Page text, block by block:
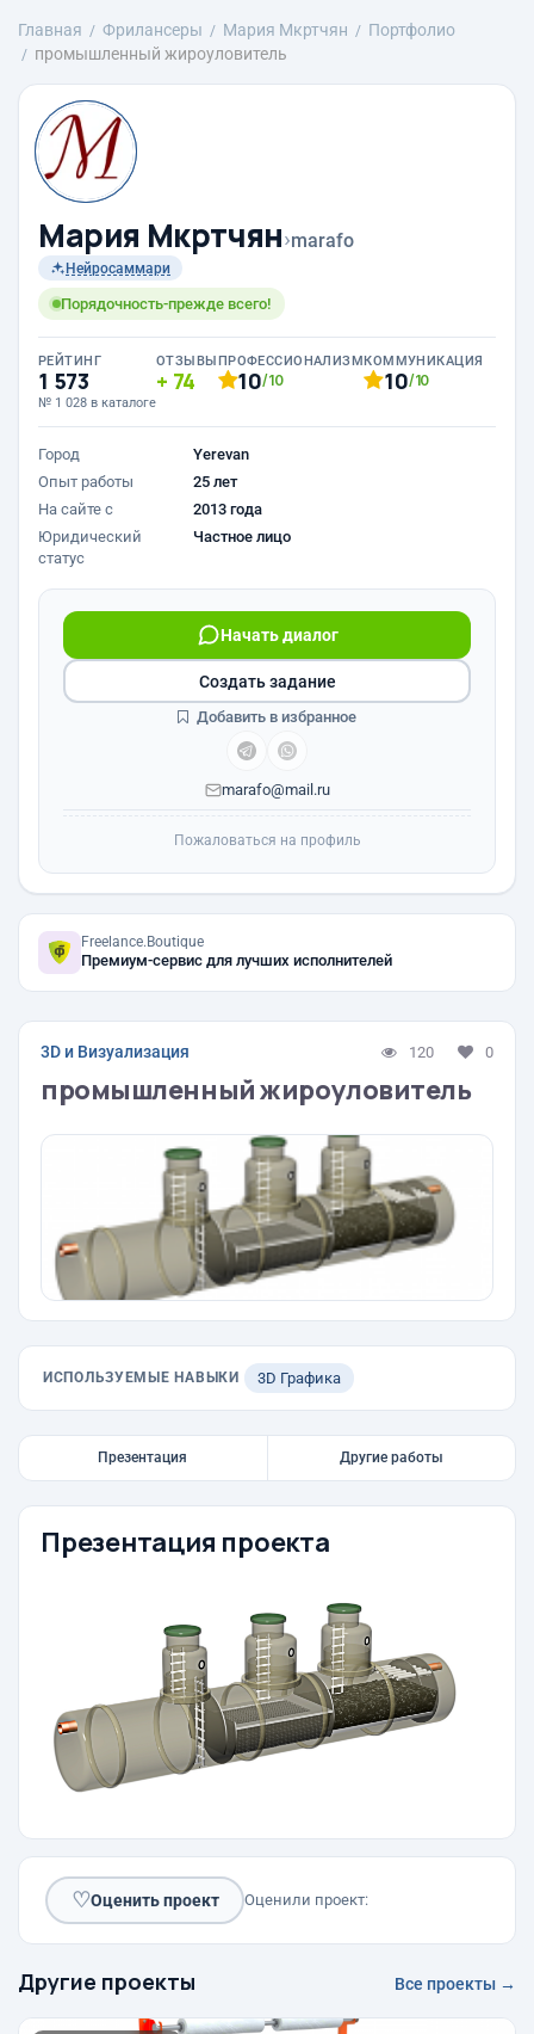
Главная Фрилансеры Mария Мкртчян
Портфолио
промышленный жироуловитель
Mария Мкртчян›marafo
Нейросаммари
Порядочность-прежде всего!
РЕЙТИНГ
1 573
№ 1 028 в каталоге
ОТЗЫВЫ
74
ПРОФЕССИОНАЛИЗМ
10/10
КОММУНИКАЦИЯ
10/10
Город
Yerevan
Опыт работы
25 лет
На сайте с
2013 года
Юридический
статус
Частное лицо
Начать диалог
marafo@mail.ru
Создать задание
Добавить в избранное
Пожаловаться на профиль
Freelance.Boutique
Премиум-сервис для лучших исполнителей
3D и Визуализация 120 0
промышленный жироуловитель
ИСПОЛЬЗУЕМЫЕ НАВЫКИ 3D Графика
Презентация Другие работы
Презентация проекта
♡Оценить проект Оценили проект:
Другие проекты Все проекты →